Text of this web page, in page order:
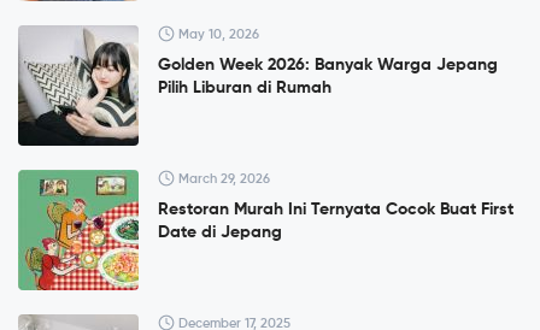
May 10, 2026
Golden Week 2026: Banyak Warga Jepang
Pilih Liburan di Rumah
March 29, 2026
Restoran Murah Ini Ternyata Cocok Buat First
Date di Jepang
December 17, 2025